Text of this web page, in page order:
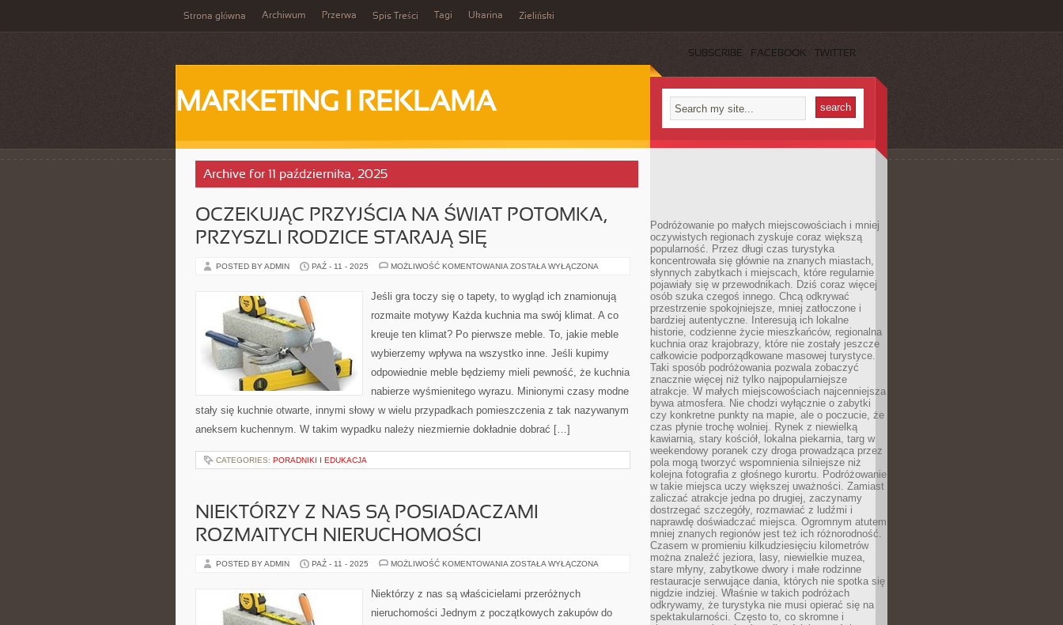
Strona główna Archiwum Przerwa Spis Treści Tagi Ukarina Zieliński
SUBSCRIBE FACEBOOK TWITTER
MARKETING I REKLAMA
Archive for 11 października, 2025
OCZEKUJĄC PRZYJŚCIA NA ŚWIAT POTOMKA,
PRZYSZLI RODZICE STARAJĄ SIĘ
POSTED BY ADMIN PAŹ - 11 - 2025 MOŻLIWOŚĆ KOMENTOWANIA OCZEKUJĄC
ŚWIAT
POTOMKA,
RODZICE
SIĘ
ZOSTAŁA WYŁĄCZONA
Jeśli gra toczy się o tapety, to wygląd ich znamionują
rozmaite motywy Każda kuchnia ma swój klimat. A co
kreuje ten klimat? Po pierwsze meble. To, jakie meble
wybierzemy wpływa na wszystko inne. Jeśli kupimy
odpowiednie meble będziemy mieli pewność, że kuchnia
nabierze wyśmienitego wyrazu. Minionymi czasy modne
stały się kuchnie otwarte, innymi słowy w wielu przypadkach pomieszczenia z tak nazywanym
aneksem kuchennym. W takim wypadku należy niezmiernie dokładnie dobrać […]
CATEGORIES: PORADNIKI I EDUKACJA
NIEKTÓRZY Z NAS SĄ POSIADACZAMI
ROZMAITYCH NIERUCHOMOŚCI
POSTED BY ADMIN PAŹ - 11 - 2025 MOŻLIWOŚĆ KOMENTOWANIA NIEKTÓRZY
SĄ
POSIADACZAMI
NIERUCHOMOŚCI
ZOSTAŁA WYŁĄCZONA
Niektórzy z nas są właścicielami przeróżnych
nieruchomości Jednym z początkowych zakupów do
Podróżowanie po małych miejscowościach i mniej
oczywistych regionach zyskuje coraz większą
popularność. Przez długi czas turystyka
koncentrowała się głównie na znanych miastach,
słynnych zabytkach i miejscach, które regularnie
pojawiały się w przewodnikach. Dziś coraz więcej
osób szuka czegoś innego. Chcą odkrywać
przestrzenie spokojniejsze, mniej zatłoczone i
bardziej autentyczne. Interesują ich lokalne
historie, codzienne życie mieszkańców, regionalna
kuchnia oraz krajobrazy, które nie zostały jeszcze
całkowicie podporządkowane masowej turystyce.
Taki sposób podróżowania pozwala zobaczyć
znacznie więcej niż tylko najpopularniejsze
atrakcje. W małych miejscowościach najcenniejsza
bywa atmosfera. Nie chodzi wyłącznie o zabytki
czy konkretne punkty na mapie, ale o poczucie, że
czas płynie trochę wolniej. Rynek z niewielką
kawiarnią, stary kościół, lokalna piekarnia, targ w
weekendowy poranek czy droga prowadząca przez
pola mogą tworzyć wspomnienia silniejsze niż
kolejna fotografia z głośnego kurortu. Podróżowanie
w takie miejsca uczy większej uważności. Zamiast
zaliczać atrakcje jedna po drugiej, zaczynamy
dostrzegać szczegóły, rozmawiać z ludźmi i
naprawdę doświadczać miejsca. Ogromnym atutem
mniej znanych regionów jest też ich różnorodność.
Czasem w promieniu kilkudziesięciu kilometrów
można znaleźć jeziora, lasy, niewielkie muzea,
stare młyny, zabytkowe dwory i małe rodzinne
restauracje serwujące dania, których nie spotka się
nigdzie indziej. Właśnie w takich podróżach
odkrywamy, że turystyka nie musi opierać się na
spektakularności. Często to, co skromne i